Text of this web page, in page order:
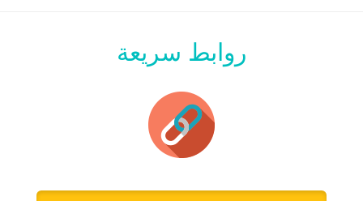
روابط سريعة